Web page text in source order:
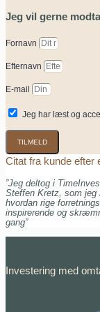
Jeg vil gerne
Fornavn
Efternavn
E-mail
Jeg har læst og
TILMELD
Citat fra kunde efter
”Jeg deltog i
Steffen Kretz, som jeg
hvordan rige
inspirerende og
gang”
Investering med